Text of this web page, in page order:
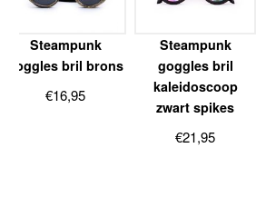
Steampunk
goggles bril brons
€16,95
Steampunk
goggles bril
kaleidoscoop
zwart spikes
€21,95